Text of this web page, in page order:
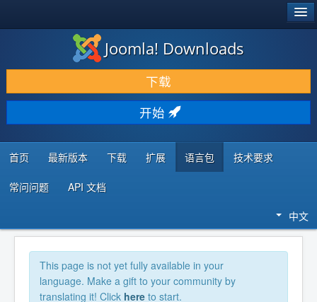
下载 & 扩展
发现 & 学习
社区 & 支持
开发者资源
Joomla! Downloads
下载
开始
首页 最新版本 下载 扩展 语言包 技术要求
常问问题 API 文档
中文
This page is not yet fully available in your
language. Make a gift to your community by
translating it! Click here to start.